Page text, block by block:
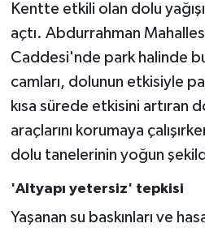
Kentte etkili olan dolu
açtı. Abdurrahman
Caddesi'nde park halinde
camları, dolunun etkisiyle
kısa sürede etkisini artıran
araçlarını korumaya
dolu tanelerinin yoğun
'Altyapı yetersiz' tepkisi
Yaşanan su baskınları ve